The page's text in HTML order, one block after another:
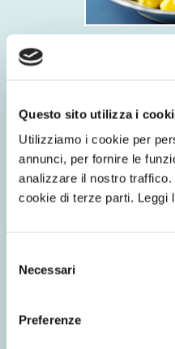
Questo sito utilizza i
Utilizziamo i cookie per
annunci, per fornire le
analizzare il nostro
cookie di terze parti. Leggi
delNecessari
Preferenze
Gnocchi di patate alla